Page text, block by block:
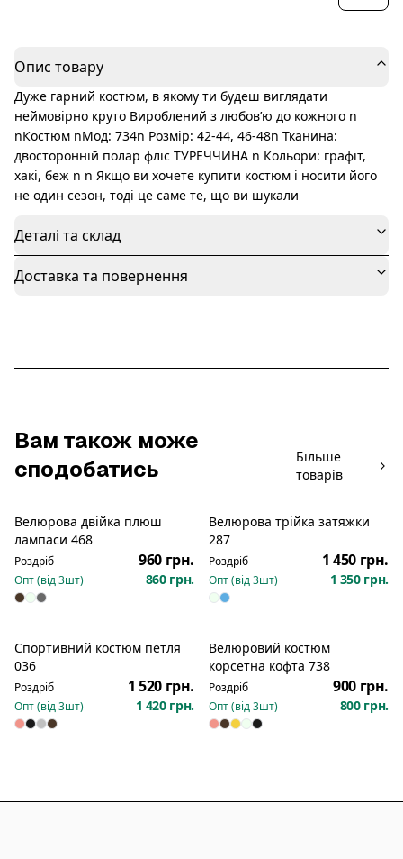
Опис товару
Дуже гарний костюм, в якому ти будеш виглядати
неймовірно круто Вироблений з любовʼю до кожного n
nКостюм nМод: 734n Розмір: 42-44, 46-48n Тканина:
двосторонній полар фліс ТУРЕЧЧИНА n Кольори: графіт,
хакі, беж n n Якщо ви хочете купити костюм і носити його
не один сезон, тоді це саме те, що ви шукали
Деталі та склад
Доставка та повернення
Вам також може
сподобатись
Більше
товарів
Новинка
Велюрова двійка плюш
лампаси 468
Роздріб 960 грн.
Опт (від3шт) 860 грн.
Новинка
Велюрова трійка затяжки
287
Роздріб 1 450 грн.
Опт (від3шт) 1 350 грн.
Новинка
Спортивний костюм петля
036
Роздріб 1 520 грн.
Опт (від3шт) 1 420 грн.
Новинка
Велюровий костюм
корсетна кофта 738
Роздріб 900 грн.
Опт (від3шт) 800 грн.